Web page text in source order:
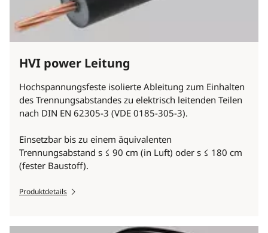
HVI power Leitung
Hochspannungsfeste isolierte Ableitung zum Einhalten
des Trennungsabstandes zu elektrisch leitenden Teilen
nach DIN EN 62305-3 (VDE 0185-305-3).
Einsetzbar bis zu einem äquivalenten
Trennungsabstand s ≤ 90 cm (in Luft) oder s ≤ 180 cm
(fester Baustoff).
Produktdetails